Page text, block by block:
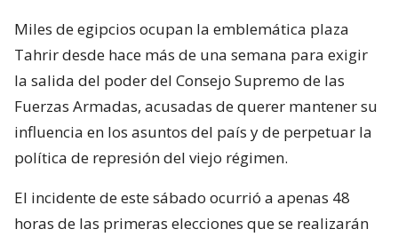
Miles de egipcios ocupan la emblemática plaza
Tahrir desde hace más de una semana para exigir
la salida del poder del Consejo Supremo de las
Fuerzas Armadas, acusadas de querer mantener su
influencia en los asuntos del país y de perpetuar la
política de represión del viejo régimen.
El incidente de este sábado ocurrió a apenas 48
horas de las primeras elecciones que se realizarán